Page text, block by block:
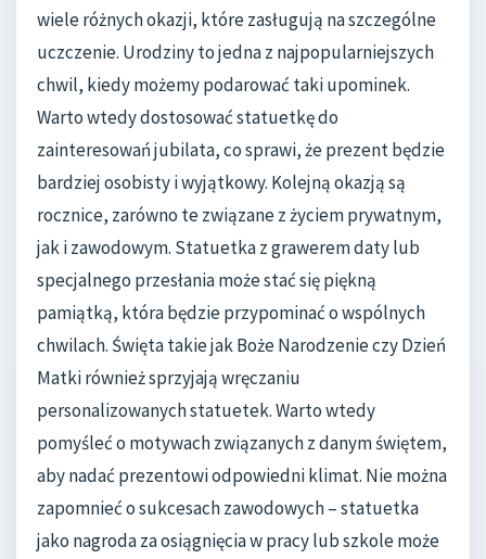
wiele różnych okazji, które zasługują na szczególne
uczczenie. Urodziny to jedna z najpopularniejszych
chwil, kiedy możemy podarować taki upominek.
Warto wtedy dostosować statuetkę do
zainteresowań jubilata, co sprawi, że prezent będzie
bardziej osobisty i wyjątkowy. Kolejną okazją są
rocznice, zarówno te związane z życiem prywatnym,
jak i zawodowym. Statuetka z grawerem daty lub
specjalnego przesłania może stać się piękną
pamiątką, która będzie przypominać o wspólnych
chwilach. Święta takie jak Boże Narodzenie czy Dzień
Matki również sprzyjają wręczaniu
personalizowanych statuetek. Warto wtedy
pomyśleć o motywach związanych z danym świętem,
aby nadać prezentowi odpowiedni klimat. Nie można
zapomnieć o sukcesach zawodowych – statuetka
jako nagroda za osiągnięcia w pracy lub szkole może